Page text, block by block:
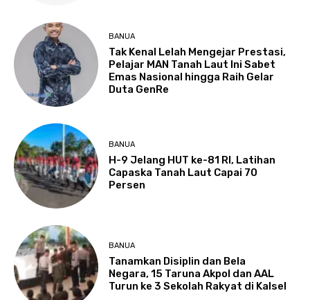
BANUA
Tak Kenal Lelah Mengejar Prestasi,
Pelajar MAN Tanah Laut Ini Sabet
Emas Nasional hingga Raih Gelar
Duta GenRe
BANUA
H-9 Jelang HUT ke-81 RI, Latihan
Capaska Tanah Laut Capai 70
Persen
BANUA
Tanamkan Disiplin dan Bela
Negara, 15 Taruna Akpol dan AAL
Turun ke 3 Sekolah Rakyat di Kalsel